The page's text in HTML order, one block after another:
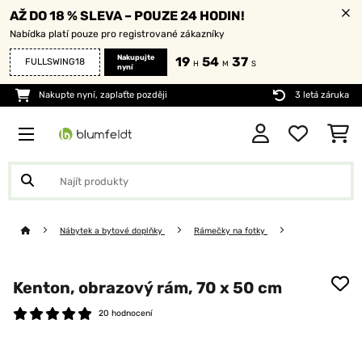
AŽ DO 18 % SLEVA – POUZE 24 HODIN!
Nabídka platí pouze pro registrované zákazníky
FULLSWING18
Nakupujte
nyní
19 H 54 M 37 S
Nakupte nyní, zaplaťte později 3 letá záruka
Nábytek a bytové doplňky Rámečky na fotky
Kenton, obrazový rám, 70 x 50 cm
20 hodnocení